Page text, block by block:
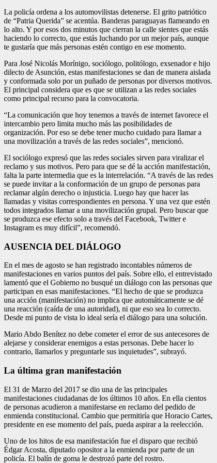
La policía ordena a los automovilistas detenerse. El grito patriótico
de “Patria Querida” se acentúa. Banderas paraguayas flameando en
lo alto. Y por esos dos minutos que cierran la calle sientes que estás
haciendo lo correcto, que estás luchando por un mejor país, aunque
te gustaría que más personas estén contigo en ese momento.
Para José Nicolás Morínigo, sociólogo, politólogo, exsenador e hijo
dilecto de Asunción, estas manifestaciones se dan de manera aislada
y conformada solo por un puñado de personas por diversos motivos.
El principal considera que es que se utilizan a las redes sociales
como principal recurso para la convocatoria.
“La comunicación que hoy tenemos a través de internet favorece el
intercambio pero limita mucho más las posibilidades de
organización. Por eso se debe tener mucho cuidado para llamar a
una movilización a través de las redes sociales”, mencionó.
El sociólogo expresó que las redes sociales sirven para viralizar el
reclamo y sus motivos. Pero para que se dé la acción manifestación,
falta la parte intermedia que es la interrelación. “A través de las redes
se puede invitar a la conformación de un grupo de personas para
reclamar algún derecho o injusticia. Luego hay que hacer las
llamadas y visitas correspondientes en persona. Y una vez que estén
todos integrados llamar a una movilización grupal. Pero buscar que
se produzca ese efecto solo a través del Facebook, Twitter e
Instagram es muy difícil”, recomendó.
AUSENCIA DEL DIÁLOGO
En el mes de agosto se han registrado incontables números de
manifestaciones en varios puntos del país. Sobre ello, el entrevistado
lamentó que el Gobierno no busqué un diálogo con las personas que
participan en esas manifestaciones. “El hecho de que se produzca
una acción (manifestación) no implica que automáticamente se dé
una reacción (caída de una autoridad), ni que eso sea lo correcto.
Desde mi punto de vista lo ideal sería el diálogo para una solución.
Mario Abdo Benítez no debe cometer el error de sus antecesores de
alejarse y considerar enemigos a estas personas. Debe hacer lo
contrario, llamarlos y preguntarle sus inquietudes”, subrayó.
La última gran manifestación
El 31 de Marzo del 2017 se dio una de las principales
manifestaciones ciudadanas de los últimos 10 años. En ella cientos
de personas acudieron a manifestarse en reclamo del pedido de
enmienda constitucional. Cambio que permitiría que Horacio Cartes,
presidente en ese momento del país, pueda aspirar a la reelección.
Uno de los hitos de esa manifestación fue el disparo que recibió
Édgar Acosta, diputado opositor a la enmienda por parte de un
policía. El balín de goma le destrozó parte del rostro.